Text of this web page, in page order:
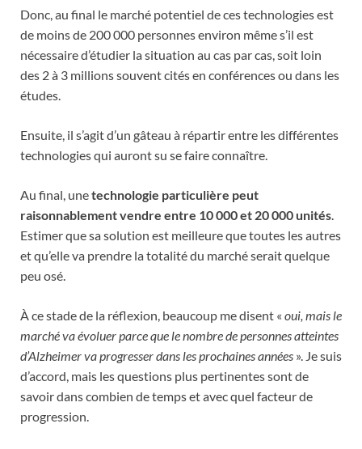
Donc, au final le marché potentiel de ces technologies est
de moins de 200 000 personnes environ même s’il est
nécessaire d’étudier la situation au cas par cas, soit loin
des 2 à 3 millions souvent cités en conférences ou dans les
études.
Ensuite, il s’agit d’un gâteau à répartir entre les différentes
technologies qui auront su se faire connaître.
Au final, unetechnologie particulière peut
raisonnablement vendre entre 10 000 et 20 000 unités.
Estimer que sa solution est meilleure que toutes les autres
et qu’elle va prendre la totalité du marché serait quelque
peu osé.
À ce stade de la réflexion, beaucoup me disent « oui, mais le
marché va évoluer parce que le nombre de personnes atteintes
d’Alzheimer va progresser dans les prochaines années ». Je suis
d’accord, mais les questions plus pertinentes sont de
savoir dans combien de temps et avec quel facteur de
progression.